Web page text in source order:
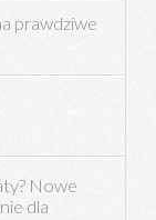
prawdziwe
Nowe
dla